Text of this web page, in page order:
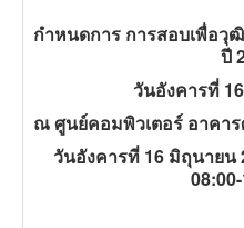
กำหนดการ การสอบเพื่อวุ
ปี
วันอังคารที่
ณ ศูนย์คอมพิวเตอร์ อาคา
วันอังคารที่ 16 มิถุนายน